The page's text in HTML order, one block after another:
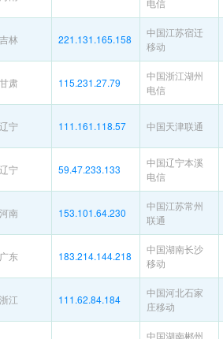
电信
吉林 221.131.165.158
中国江苏宿迁
移动
甘肃 115.231.27.79
中国浙江湖州
电信
辽宁 111.161.118.57 中国天津联通
辽宁 59.47.233.133
中国辽宁本溪
电信
河南 153.101.64.230
中国江苏常州
联通
广东 183.214.144.218
中国湖南长沙
移动
浙江 111.62.84.184
中国河北石家
庄移动
中国湖南郴州